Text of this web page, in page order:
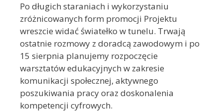
Po długich staraniach i wykorzystaniu
zróżnicowanych form promocji Projektu
wreszcie widać światełko w tunelu. Trwają
ostatnie rozmowy z doradcą zawodowym i po
15 sierpnia planujemy rozpoczęcie
warsztatów edukacyjnych w zakresie
komunikacji społecznej, aktywnego
poszukiwania pracy oraz doskonalenia
kompetencji cyfrowych.